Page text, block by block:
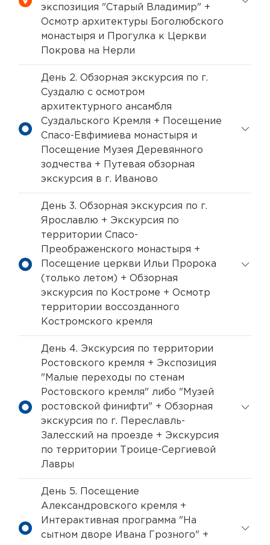
экспозиция "Старый Владимир" +
Осмотр архитектуры Боголюбского
монастыря и Прогулка к Церкви
Покрова на Нерли
День 2. Обзорная экскурсия по г.
Суздалю с осмотром
архитектурного ансамбля
Суздальского Кремля + Посещение
Спасо-Евфимиева монастыря и
Посещение Музея Деревянного
зодчества + Путевая обзорная
экскурсия в г. Иваново
День 3. Обзорная экскурсия по г.
Ярославлю + Экскурсия по
территории Спасо-
Преображенского монастыря +
Посещение церкви Ильи Пророка
(только летом) + Обзорная
экскурсия по Костроме + Осмотр
территории воссозданного
Костромского кремля
День 4. Экскурсия по территории
Ростовского кремля + Экспозиция
"Малые переходы по стенам
Ростовского кремля" либо "Музей
ростовской финифти" + Обзорная
экскурсия по г. Переславль-
Залесский на проезде + Экскурсия
по территории Троице-Сергиевой
Лавры
День 5. Посещение
Александровского кремля +
Интерактивная программа "На
сытном дворе Ивана Грозного" +